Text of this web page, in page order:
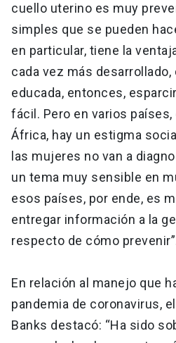
cuello uterino es muy
simples que se pueden
en particular, tiene la
cada vez más
educada, entonces,
fácil. Pero en varios
África, hay un estigma
las mujeres no van a
un tema muy sensible en
esos países, por ende, es
entregar información a la
respecto de cómo
En relación al manejo que
pandemia de coronavirus,
Banks destacó: “Ha sido